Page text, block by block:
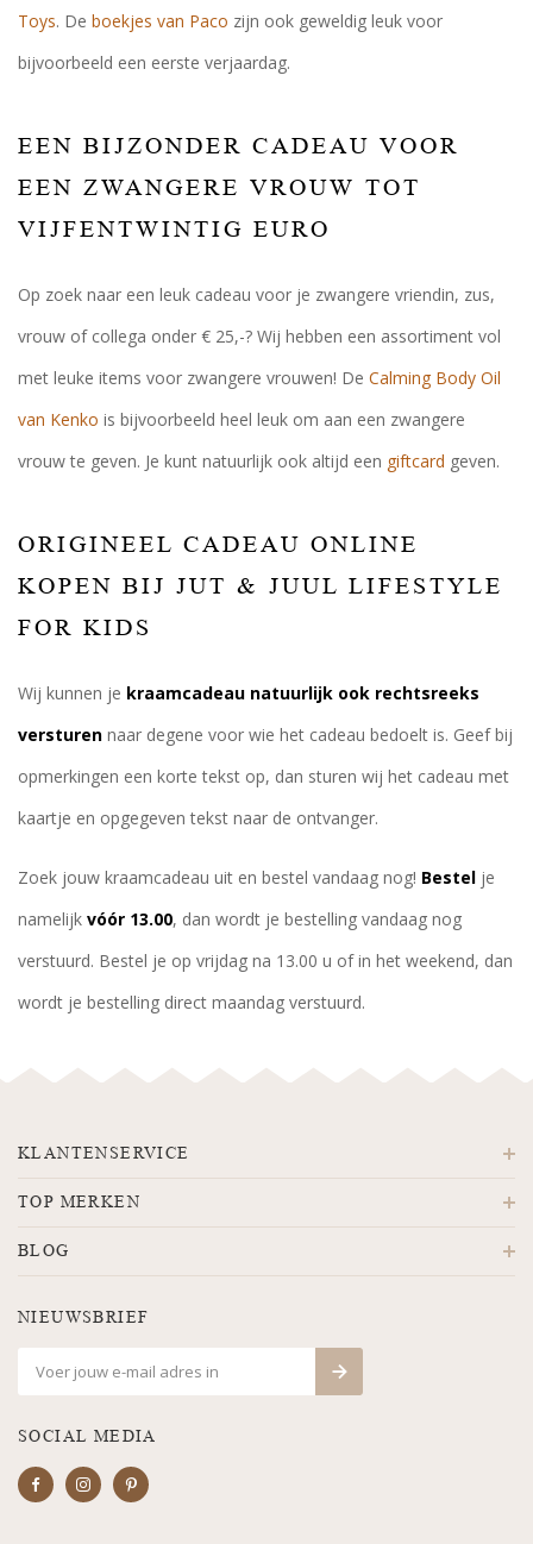
Toys. De boekjes van Paco zijn ook geweldig leuk voor
bijvoorbeeld een eerste verjaardag.
EEN BIJZONDER CADEAU VOOR
EEN ZWANGERE VROUW TOT
VIJFENTWINTIG EURO
Op zoek naar een leuk cadeau voor je zwangere vriendin, zus,
vrouw of collega onder € 25,-? Wij hebben een assortiment vol
met leuke items voor zwangere vrouwen! De Calming Body Oil
van Kenko is bijvoorbeeld heel leuk om aan een zwangere
vrouw te geven. Je kunt natuurlijk ook altijd een giftcard geven.
ORIGINEEL CADEAU ONLINE
KOPEN BIJ JUT & JUUL LIFESTYLE
FOR KIDS
Wij kunnen je kraamcadeau natuurlijk ook rechtsreeks
versturen naar degene voor wie het cadeau bedoelt is. Geef bij
opmerkingen een korte tekst op, dan sturen wij het cadeau met
kaartje en opgegeven tekst naar de ontvanger.
Zoek jouw kraamcadeau uit en bestel vandaag nog! Bestel je
namelijk vóór 13.00, dan wordt je bestelling vandaag nog
verstuurd. Bestel je op vrijdag na 13.00 u of in het weekend, dan
wordt je bestelling direct maandag verstuurd.
KLANTENSERVICE
TOP MERKEN
BLOG
NIEUWSBRIEF
SOCIAL MEDIA